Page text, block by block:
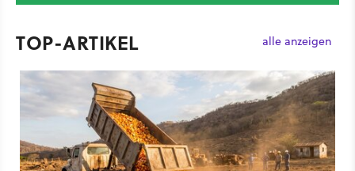
TOP-ARTIKEL alle anzeigen